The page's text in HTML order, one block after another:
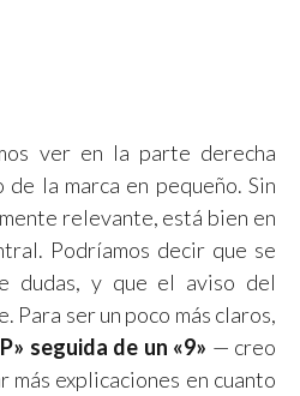
ver en la parte derecha
la marca en pequeño. Sin
relevante, está bien en
Podríamos decir que se
dudas, y que el aviso del
Para ser un poco más claros,
seguida de un «9» — creo
más explicaciones en cuanto